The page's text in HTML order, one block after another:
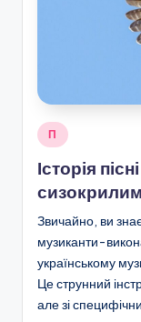
Опубліковано
П
Історія
Звичайно, ви
музиканти-
українському
Це струнний
але зі